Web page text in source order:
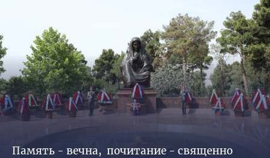
Память - вечна, почитание - священно